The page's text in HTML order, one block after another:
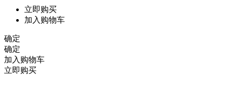
立即购买
加入购物车
确定
确定
加入购物车
立即购买